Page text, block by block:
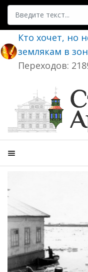
Поиск
Кто хочет, но
землякам в
Переходов: